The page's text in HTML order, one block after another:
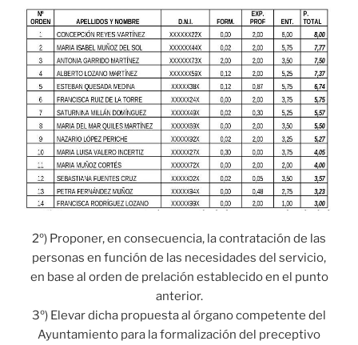
2º) Proponer, en consecuencia, la contratación de las
personas en función de las necesidades del servicio,
en base al orden de prelación establecido en el punto
anterior.
3º) Elevar dicha propuesta al órgano competente del
Ayuntamiento para la formalización del preceptivo